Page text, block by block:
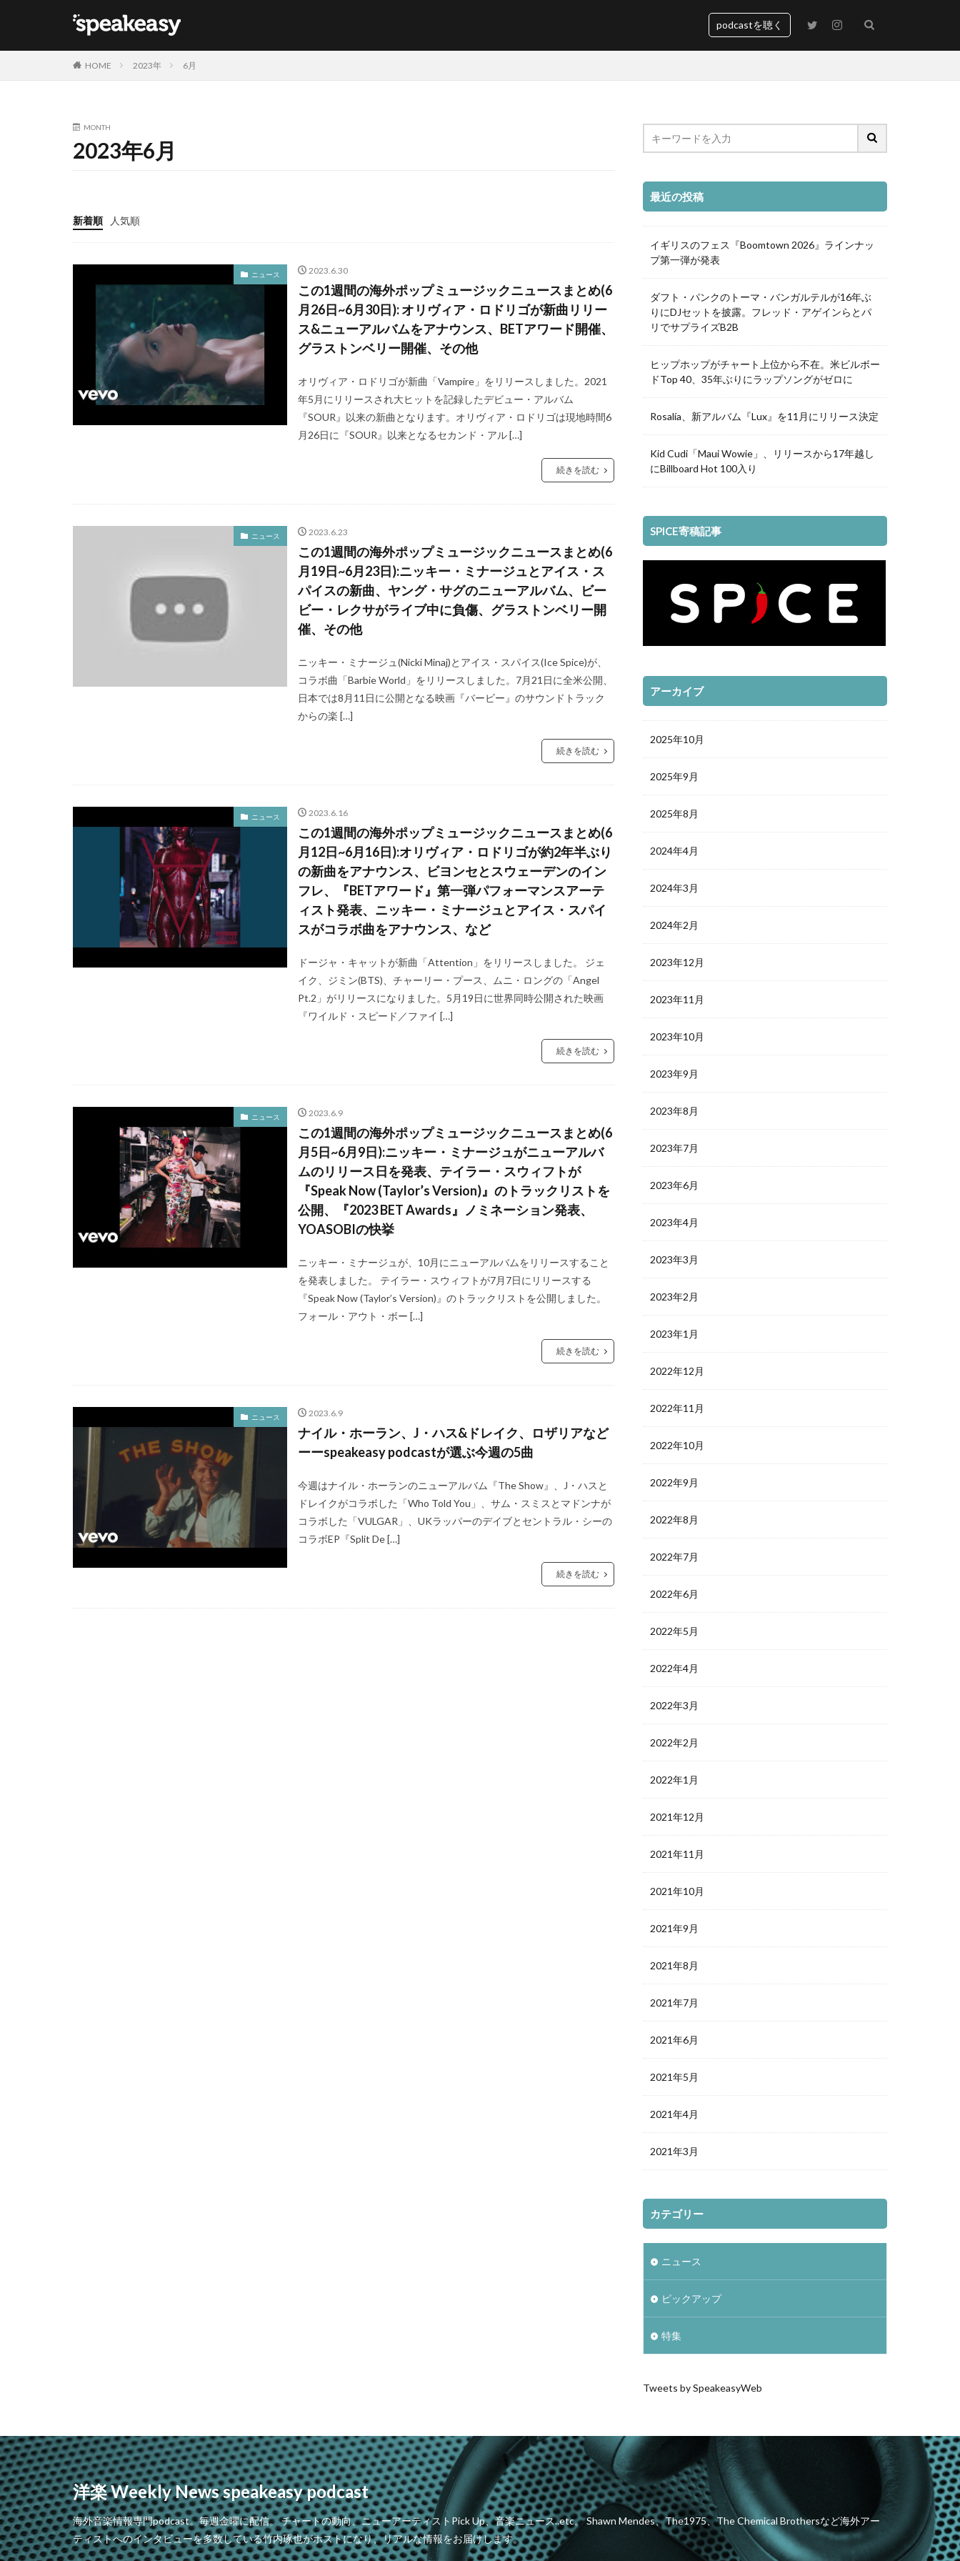
podcastを聴く
HOME 2023年 6月
MONTH
2023年6月
新着順 人気順
ニュース 2023.6.30
この1週間の海外ポップミュージックニュースまとめ(6
月26日~6月30日): オリヴィア・ロドリゴが新曲リリー
ス&ニューアルバムをアナウンス、BETアワード開催、
グラストンベリー開催、その他
オリヴィア・ロドリゴが新曲「Vampire」をリリースしました。2021
年5月にリリースされ大ヒットを記録したデビュー・アルバム
『SOUR』以来の新曲となります。オリヴィア・ロドリゴは現地時間6
月26日に『SOUR』以来となるセカンド・アル […]
続きを読む
ニュース 2023.6.23
この1週間の海外ポップミュージックニュースまとめ(6
月19日~6月23日):ニッキー・ミナージュとアイス・ス
パイスの新曲、ヤング・サグのニューアルバム、ビー
ビー・レクサがライブ中に負傷、グラストンベリー開
催、その他
ニッキー・ミナージュ(Nicki Minaj)とアイス・スパイス(Ice Spice)が、
コラボ曲「Barbie World」をリリースしました。7月21日に全米公開、
日本では8月11日に公開となる映画『バービー』のサウンドトラック
からの楽 […]
続きを読む
ニュース 2023.6.16
この1週間の海外ポップミュージックニュースまとめ(6
月12日~6月16日):オリヴィア・ロドリゴが約2年半ぶり
の新曲をアナウンス、ビヨンセとスウェーデンのイン
フレ、『BETアワード』第一弾パフォーマンスアーテ
ィスト発表、ニッキー・ミナージュとアイス・スパイ
スがコラボ曲をアナウンス、など
ドージャ・キャットが新曲「Attention」をリリースしました。 ジェ
イク、ジミン(BTS)、チャーリー・プース、ムニ・ロングの「Angel
Pt.2」がリリースになりました。5月19日に世界同時公開された映画
『ワイルド・スピード／ファイ […]
続きを読む
ニュース 2023.6.9
この1週間の海外ポップミュージックニュースまとめ(6
月5日~6月9日):ニッキー・ミナージュがニューアルバ
ムのリリース日を発表、テイラー・スウィフトが
『Speak Now (Taylor’s Version)』のトラックリストを
公開、『2023 BET Awards』ノミネーション発表、
YOASOBIの快挙
ニッキー・ミナージュが、10月にニューアルバムをリリースすること
を発表しました。 テイラー・スウィフトが7月7日にリリースする
『Speak Now (Taylor’s Version)』のトラックリストを公開しました。
フォール・アウト・ボー […]
続きを読む
ニュース 2023.6.9
ナイル・ホーラン、J・ハス&ドレイク、ロザリアなど
ーーspeakeasy podcastが選ぶ今週の5曲
今週はナイル・ホーランのニューアルバム『The Show』、J・ハスと
ドレイクがコラボした「Who Told You」、サム・スミスとマドンナが
コラボした「VULGAR」、UKラッパーのデイブとセントラル・シーの
コラボEP『Split De […]
続きを読む
最近の投稿
イギリスのフェス『Boomtown 2026』ラインナッ
プ第一弾が発表
ダフト・パンクのトーマ・バンガルテルが16年ぶ
りにDJセットを披露。フレッド・アゲインらとパ
リでサプライズB2B
ヒップホップがチャート上位から不在。米ビルボー
ドTop 40、35年ぶりにラップソングがゼロに
Rosalía、新アルバム『Lux』を11月にリリース決定
Kid Cudi「Maui Wowie」、リリースから17年越し
にBillboard Hot 100入り
SPICE寄稿記事
アーカイブ
2025年10月
2025年9月
2025年8月
2024年4月
2024年3月
2024年2月
2023年12月
2023年11月
2023年10月
2023年9月
2023年8月
2023年7月
2023年6月
2023年4月
2023年3月
2023年2月
2023年1月
2022年12月
2022年11月
2022年10月
2022年9月
2022年8月
2022年7月
2022年6月
2022年5月
2022年4月
2022年3月
2022年2月
2022年1月
2021年12月
2021年11月
2021年10月
2021年9月
2021年8月
2021年7月
2021年6月
2021年5月
2021年4月
2021年3月
カテゴリー
ニュース
ピックアップ
特集
Tweets by SpeakeasyWeb
洋楽 Weekly News speakeasy podcast
海外音楽情報専門podcast。毎週金曜に配信。 チャートの動向、ニューアーティストPick Up、音楽ニュース..etc。 Shawn Mendes、The1975、The Chemical Brothersなど海外アー
ティストへのインタビューを多数している竹内琢也がホストになり、リアルな情報をお届けします。